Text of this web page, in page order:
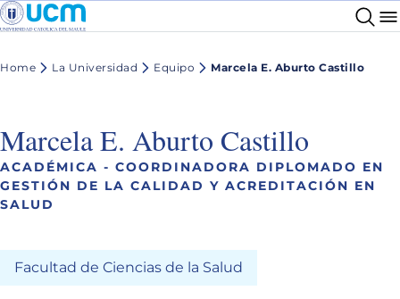
Home La Universidad Equipo Marcela E. Aburto Castillo
Marcela E. Aburto Castillo
ACADÉMICA - COORDINADORA DIPLOMADO EN
GESTIÓN DE LA CALIDAD Y ACREDITACIÓN EN
SALUD
Facultad de Ciencias de la Salud